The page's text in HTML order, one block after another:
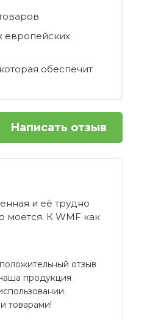
европейских
обеспечит
Написать отзыв
и её трудно
моется. К WMF как
отзыв
продукция
товарами!